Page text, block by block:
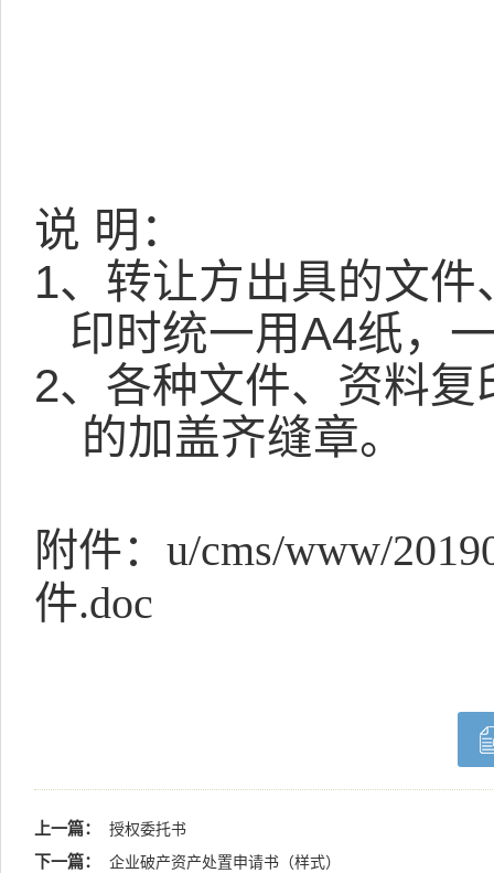
说 明：
1、转让方出具的文
印时统一用A4纸，
2、各种文件、资料
的加盖齐缝章。
附件： u/cms/www/
件.doc
上一篇： 授权委托书
下一篇： 企业破产资产处置申请书（样式）